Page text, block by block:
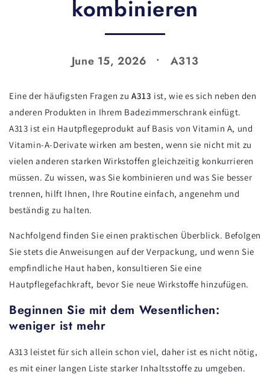
kombinieren
June 15, 2026 A313
Eine der häufigsten Fragen zu A313 ist, wie es sich neben den
anderen Produkten in Ihrem Badezimmerschrank einfügt.
A313 ist ein Hautpflegeprodukt auf Basis von Vitamin A, und
Vitamin-A-Derivate wirken am besten, wenn sie nicht mit zu
vielen anderen starken Wirkstoffen gleichzeitig konkurrieren
müssen. Zu wissen, was Sie kombinieren und was Sie besser
trennen, hilft Ihnen, Ihre Routine einfach, angenehm und
beständig zu halten.
Nachfolgend finden Sie einen praktischen Überblick. Befolgen
Sie stets die Anweisungen auf der Verpackung, und wenn Sie
empfindliche Haut haben, konsultieren Sie eine
Hautpflegefachkraft, bevor Sie neue Wirkstoffe hinzufügen.
Beginnen Sie mit dem Wesentlichen:
weniger ist mehr
A313 leistet für sich allein schon viel, daher ist es nicht nötig,
es mit einer langen Liste starker Inhaltsstoffe zu umgeben.